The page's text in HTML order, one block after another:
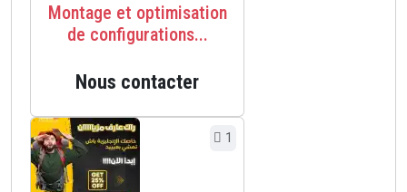
Montage et optimisation
de configurations...
Nous contacter
1